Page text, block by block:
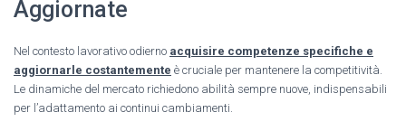
Aggiornate
Nel contesto lavorativo odierno acquisire competenze specifiche e
aggiornarle costantemente è cruciale per mantenere la competitività.
Le dinamiche del mercato richiedono abilità sempre nuove, indispensabili
per l’adattamento ai continui cambiamenti.